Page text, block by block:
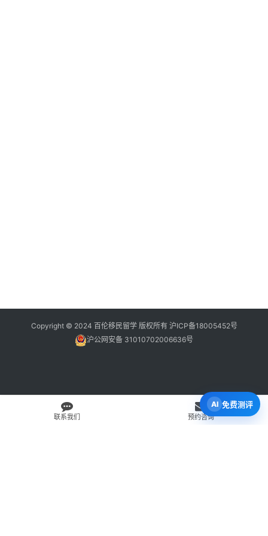
Copyright © 2024 百伦移民留学 版权所有 沪ICP备18005452号
沪公网安备 31010702006636号
联系我们 预约咨询
免费测评